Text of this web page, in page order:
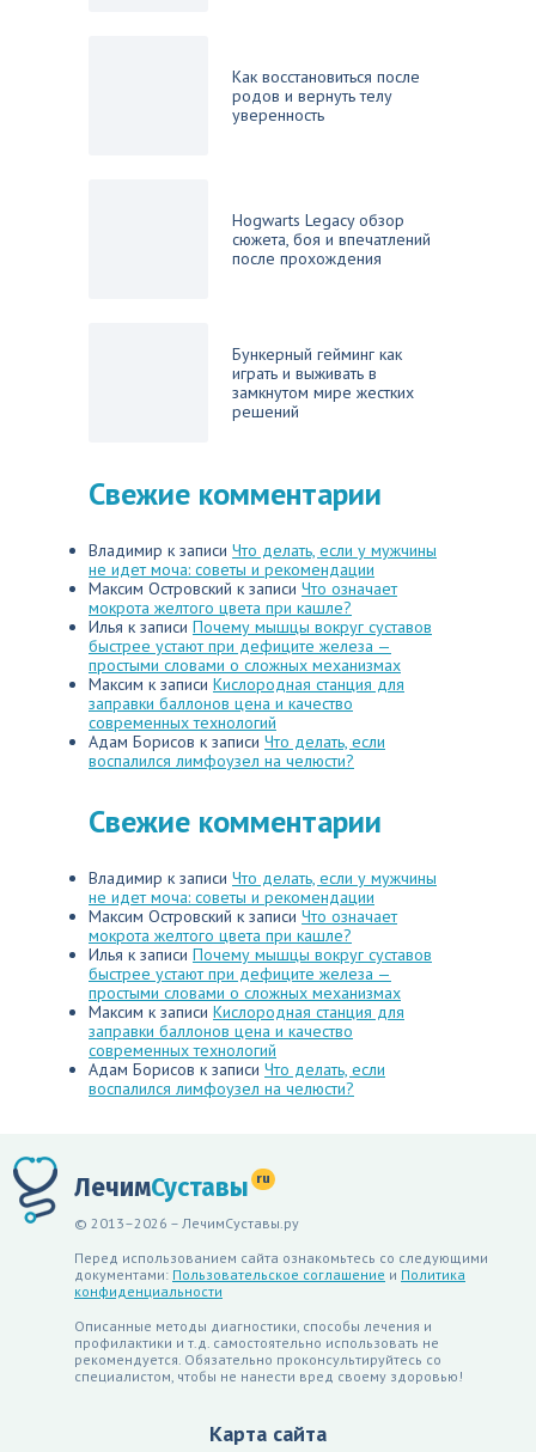
Как восстановиться после
родов и вернуть телу
уверенность
Hogwarts Legacy обзор
сюжета, боя и впечатлений
после прохождения
Бункерный гейминг как
играть и выживать в
замкнутом мире жестких
решений
Свежие комментарии
Владимир к записи Что делать, если у мужчины
не идет моча: советы и рекомендации
Максим Островский к записи Что означает
мокрота желтого цвета при кашле?
Илья к записи Почему мышцы вокруг суставов
быстрее устают при дефиците железа —
простыми словами о сложных механизмах
Максим к записи Кислородная станция для
заправки баллонов цена и качество
современных технологий
Адам Борисов к записи Что делать, если
воспалился лимфоузел на челюсти?
Свежие комментарии
Владимир к записи Что делать, если у мужчины
не идет моча: советы и рекомендации
Максим Островский к записи Что означает
мокрота желтого цвета при кашле?
Илья к записи Почему мышцы вокруг суставов
быстрее устают при дефиците железа —
простыми словами о сложных механизмах
Максим к записи Кислородная станция для
заправки баллонов цена и качество
современных технологий
Адам Борисов к записи Что делать, если
воспалился лимфоузел на челюсти?
ЛечимСуставы ru
© 2013–2026 – ЛечимСуставы.ру
Перед использованием сайта ознакомьтесь со следующими
документами: Пользовательское соглашение и Политика
конфиденциальности
Описанные методы диагностики, способы лечения и
профилактики и т.д. самостоятельно использовать не
рекомендуется. Обязательно проконсультируйтесь со
специалистом, чтобы не нанести вред своему здоровью!
Карта сайта